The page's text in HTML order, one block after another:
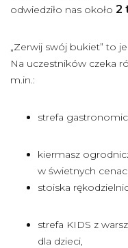
odwiedziło nas około 2
„Zerwij swój bukiet” to
Na uczestników czeka
m.in.:
strefa
kiermasz
w świetnych
stoiska
strefa KIDS z
dla dzieci,